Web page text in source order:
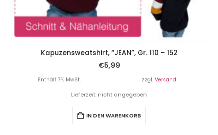
Kapuzensweatshirt, “JEAN”, Gr. 110 – 152
€5,99
Enthält 7% MwSt. zzgl. Versand
Lieferzeit: nicht angegeben
IN DEN WARENKORB